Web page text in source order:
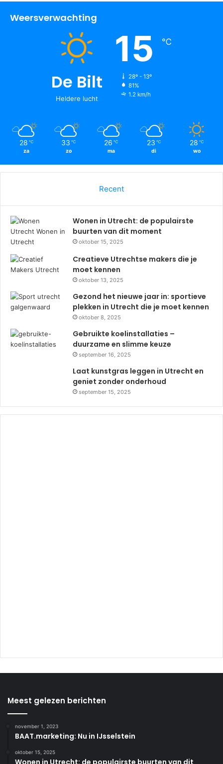
Weersverwachting
De Bilt
Heldere lucht
15 ℃
28º - 13º
81%
1.2 km/h
28 ℃
za
33 ℃
zo
26 ℃
ma
23 ℃
di
28 ℃
wo
Recent
Wonen in Utrecht: de populairste
buurten van dit moment
oktober 15, 2025
Creatieve Utrechtse makers die je
moet kennen
oktober 13, 2025
Gezond het nieuwe jaar in: sportieve
plekken in Utrecht die je moet kennen
oktober 8, 2025
Gebruikte koelinstallaties –
duurzame en slimme keuze
september 16, 2025
Laat kunstgras leggen in Utrecht en
geniet zonder onderhoud
september 15, 2025
Meest gelezen berichten
november 1, 2023
BAAT.marketing: Nu in IJsselstein
oktober 15, 2025
Wonen in Utrecht: de populairste buurten van dit